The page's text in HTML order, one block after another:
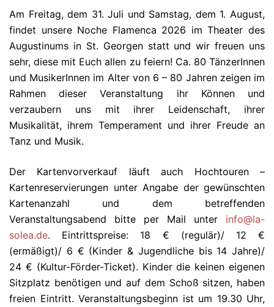
Am Freitag, dem 31. Juli und Samstag, dem 1. August,
findet unsere Noche Flamenca 2026 im Theater des
Augustinums in St. Georgen statt und wir freuen uns
sehr, diese mit Euch allen zu feiern! Ca. 80 TänzerInnen
und MusikerInnen im Alter von 6 – 80 Jahren zeigen im
Rahmen dieser Veranstaltung ihr Können und
verzaubern uns mit ihrer Leidenschaft, ihrer
Musikalität, ihrem Temperament und ihrer Freude an
Tanz und Musik.
Der Kartenvorverkauf läuft auch Hochtouren –
Kartenreservierungen unter Angabe der gewünschten
Kartenanzahl und dem betreffenden
Veranstaltungsabend bitte per Mail unter info@la-
solea.de. Eintrittspreise: 18 € (regulär)/ 12 €
(ermäßigt)/ 6 € (Kinder & Jugendliche bis 14 Jahre)/
24 € (Kultur-Förder-Ticket). Kinder die keinen eigenen
Sitzplatz benötigen und auf dem Schoß sitzen, haben
freien Eintritt. Veranstaltungsbeginn ist um 19.30 Uhr,